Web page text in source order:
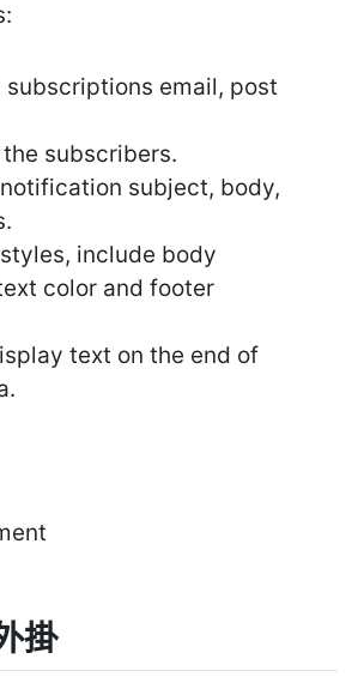
email, post
subscribers.
subject, body,
include body
color and footer
text on the end of
掛